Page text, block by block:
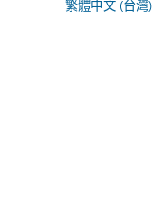
繁體中文 (台灣)